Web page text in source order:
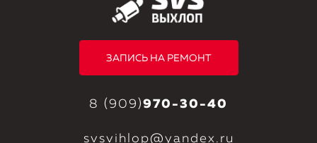
ЗАПИСЬ НА РЕМОНТ
8 (909)970-30-40
svsvihlop@yandex.ru